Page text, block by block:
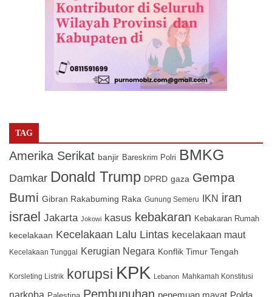
TAG
Amerika Serikat banjir Bareskrim Polri BMKG
Damkar Donald Trump DPRD gaza Gempa
Bumi Gibran Rakabuming Raka Gunung Semeru IKN iran
israel Jakarta Jokowi kasus kebakaran Kebakaran Rumah
kecelakaan Kecelakaan Lalu Lintas kecelakaan maut
Kecelakaan Tunggal Kerugian Negara Konflik Timur Tengah
Korsleting Listrik korupsi KPK Lebanon Mahkamah Konstitusi
narkoba Pembunuhan penemuan mayat Polda